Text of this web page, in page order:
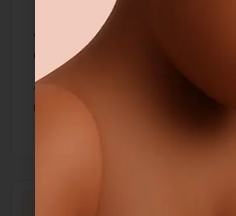
Allaiter: un lien unique,
durables
Allaiter, c’est bien plus qu’un geste
moment suspendu entre.